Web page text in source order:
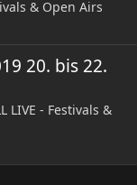
& Open Airs
20. bis 22.
LIVE - Festivals &